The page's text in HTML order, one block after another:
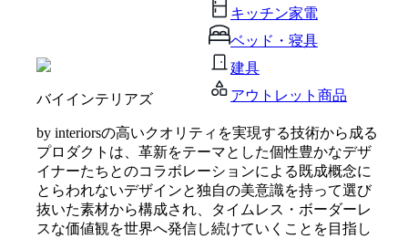
キッチン家電
ベッド・寝具
建具
アウトレット商品
バイインテリアズ
by interiorsの高いクオリティを実現する技術から成る
プロダクトは、革新をテーマとした個性豊かなデザ
イナーたちとのコラボレーションによる既成概念に
とらわれないデザインと独自の美意識を持って選び
抜いた素材から構成され、タイムレス・ボーダーレ
スな価値観を世界へ発信し続けていくことを目指し